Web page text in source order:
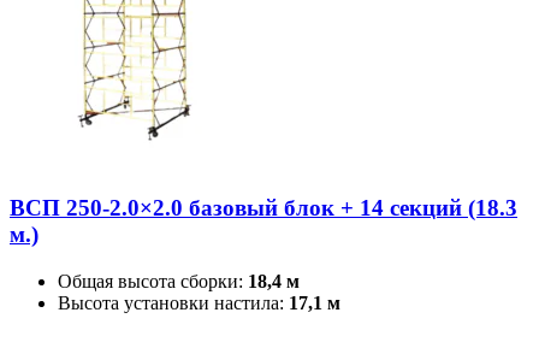
ВСП 250-2.0×2.0 базовый блок + 14 секций (18.3
м.)
Общая высота сборки: 18,4 м
Высота установки настила: 17,1 м